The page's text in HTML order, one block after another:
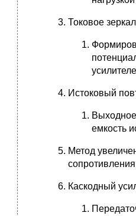
Токовое
Истоковый
емкость
Метод
Каскодный